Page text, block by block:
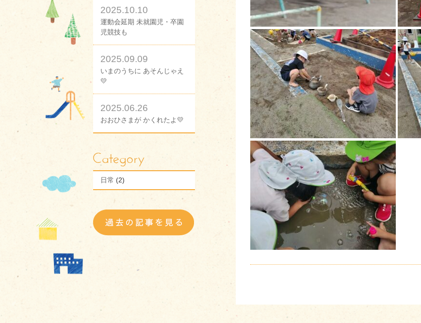
2025.10.10
運動会延期 未就園児・卒園
児競技も
2025.09.09
いまのうちに あそんじゃえ
💛
2025.06.26
おおひさまが かくれたよ💛
日常 (2)